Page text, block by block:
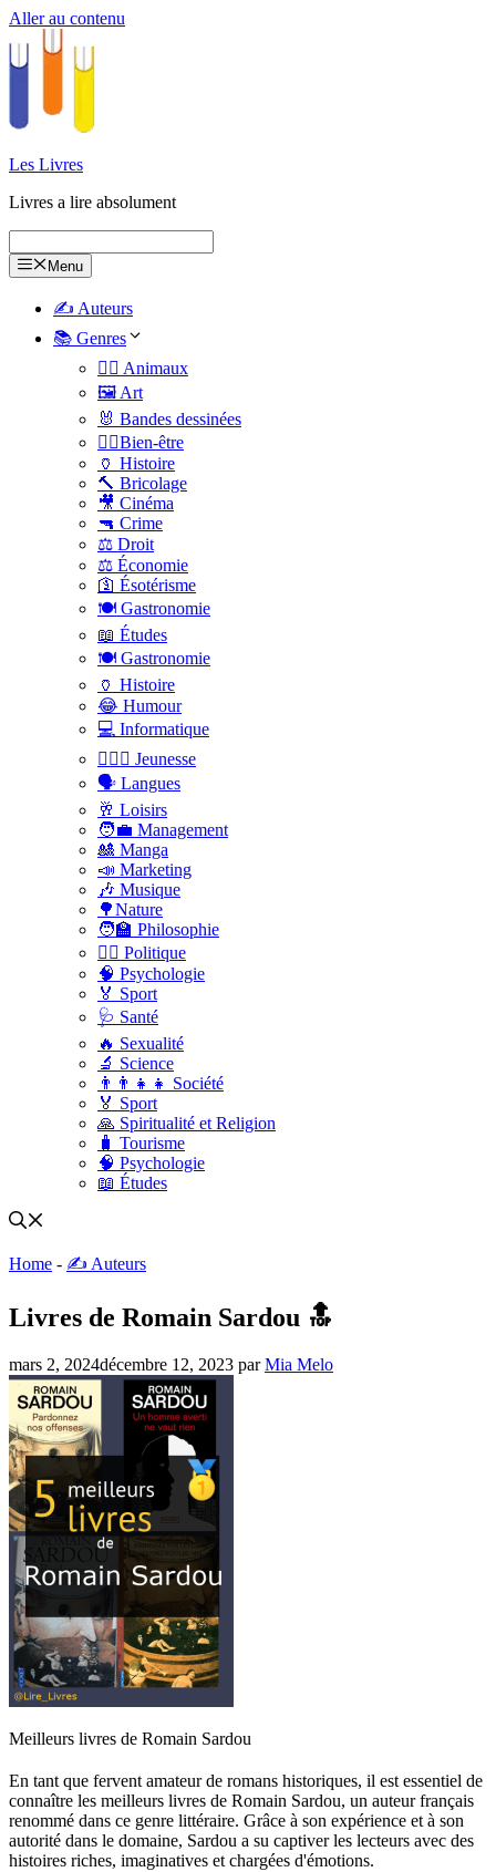
Aller au contenu
Les Livres
Livres a lire absolument
Menu
✍️ Auteurs
📚 Genres
🐕‍🦺 Animaux
🖼️ Art
🐰 Bandes dessinées
🧑‍⚕️Bien-être
🏺 Histoire
🔨 Bricolage
🎥 Cinéma
🔫 Crime
⚖️ Droit
⚖️ Économie
🛐 Ésotérisme
🍽️ Gastronomie
📖 Études
🍽️ Gastronomie
🏺 Histoire
😂 Humour
💻 Informatique
🤸🏽‍♀️ Jeunesse
🗣 Langues
🥂 Loisirs
🧑‍💼 Management
🎎 Manga
📣 Marketing
🎶 Musique
🌳Nature
🧑‍🏫 Philosophie
👨‍⚖️ Politique
🧠 Psychologie
🏅 Sport
🩺 Santé
🔥 Sexualité
🔬 Science
👨‍👨‍👧‍👧 Société
🏅 Sport
🙏 Spiritualité et Religion
🧳 Tourisme
🧠 Psychologie
📖 Études
Home - ✍️ Auteurs
Livres de Romain Sardou 🔝
mars 2, 2024décembre 12, 2023 parMia Melo
Meilleurs livres de Romain Sardou
En tant que fervent amateur de romans historiques, il est essentiel de
connaître les meilleurs livres de Romain Sardou, un auteur français
renommé dans ce genre littéraire. Grâce à son expérience et à son
autorité dans le domaine, Sardou a su captiver les lecteurs avec des
histoires riches, imaginatives et chargées d'émotions.